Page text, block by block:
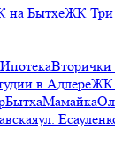
на БытхеЖК Три
ИпотекаВторички
в АдлереЖК
БытхаМамайка
ул.